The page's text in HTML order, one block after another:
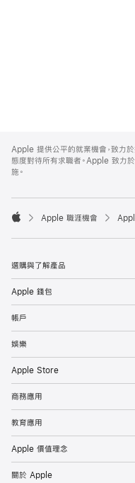
Footer
Apple 提供公平的就業機會，致力
態度對待所有求職者。Apple 致力
施。

Apple 職涯機會
選購與了解產品
Apple 錢包
帳戶
娛樂
Apple Store
商務應用
教育應用
Apple 價值理念
關於 Apple